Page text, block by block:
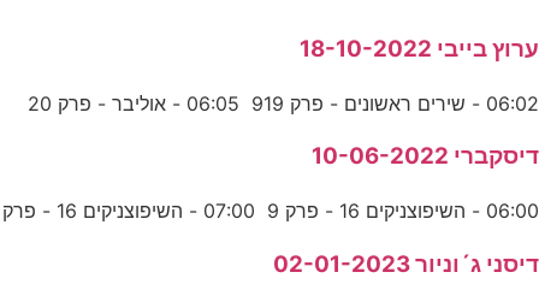
ערוץ בייבי 18-10-2022
06:02 - שירים ראשונים - פרק 919 06:05 - אוליבר - פרק 20
דיסקברי 10-06-2022
06:00 - השיפוצניקים 16 - פרק 9 07:00 - השיפוצניקים 16 - פרק
דיסני ג´וניור 02-01-2023